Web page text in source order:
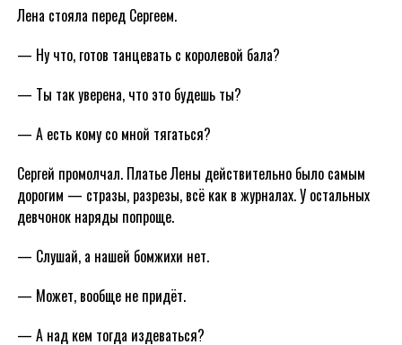
Лена стояла перед Сергеем.
— Ну что, готов танцевать с королевой бала?
— Ты так уверена, что это будешь ты?
— А есть кому со мной тягаться?
Сергей промолчал. Платье Лены действительно было самым
дорогим — стразы, разрезы, всё как в журналах. У остальных
девчонок наряды попроще.
— Слушай, а нашей бомжихи нет.
— Может, вообще не придёт.
— А над кем тогда издеваться?